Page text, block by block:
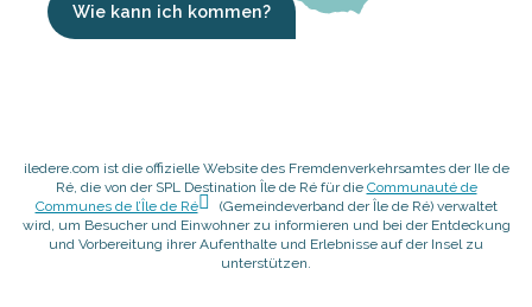
Wie kann ich kommen?
iledere.com ist die offizielle Website des Fremdenverkehrsamtes der Ile de
Ré, die von der SPL Destination Île de Ré für die Communauté de
Communes de l’Île de Ré
(Gemeindeverband der Île de Ré) verwaltet
wird, um Besucher und Einwohner zu informieren und bei der Entdeckung
und Vorbereitung ihrer Aufenthalte und Erlebnisse auf der Insel zu
unterstützen.